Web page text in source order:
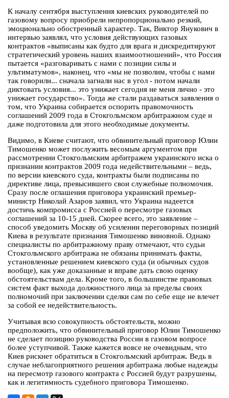
К началу сентября выступления киевских руководителей по
газовому вопросу приобрели непропорционально резкий,
эмоционально обостренный характер. Так, Виктор Янукович в
интервью заявлял, что условия действующих газовых
контрактов «выписаны как будто для врага и дискредитируют
стратегический уровень наших взаимоотношений», что Россия
пытается «разговаривать с нами с позиции силы и
ультиматумов», наконец, что «мы не позволим, чтобы с нами
так говорили... сначала загнали нас в угол - потом начали
диктовать условия... это унижает сегодня не меня лично - это
унижает государство». Тогда же стали раздаваться заявления о
том, что Украина собирается оспорить правомочность
соглашений 2009 года в Стокгольмском арбитражном суде и
даже подготовила для этого необходимые документы.
Видимо, в Киеве считают, что обвинительный приговор Юлии
Тимошенко может послужить весомым аргументом при
рассмотрении Стокгольмским арбитражем украинского иска о
признании контрактов 2009 года недействительными – ведь,
по версии киевского суда, контракты были подписаны по
директиве лица, превысившего свои служебные полномочия.
Сразу после оглашения приговора украинский премьер-
министр Николай Азаров заявил, что Украина надеется
достичь компромисса с Россией о пересмотре газовых
соглашений за 10-15 дней. Скорее всего, это заявление –
способ уведомить Москву об усилении переговорных позиций
Киева в результате признания Тимошенко виновной. Однако
специалисты по арбитражному праву отмечают, что судьи
Стокгольмского арбитража не обязаны принимать факты,
установленные решением киевского суда (и обычных судов
вообще), как уже доказанные и вправе дать свою оценку
обстоятельствам дела. Кроме того, в большинстве правовых
систем факт выхода должностного лица за пределы своих
полномочий при заключении сделки сам по себе еще не влечет
за собой ее недействительность.
Учитывая всю совокупность обстоятельств, можно
предположить, что обвинительный приговор Юлии Тимошенко
не сделает позицию руководства России в газовом вопросе
более уступчивой. Также кажется вовсе не очевидным, что
Киев рискнет обратиться в Стокгольмский арбитраж. Ведь в
случае неблагоприятного решения арбитража любые надежды
на пересмотр газового контракта с Россией будут разрушены,
как и легитимность судебного приговора Тимошенко.